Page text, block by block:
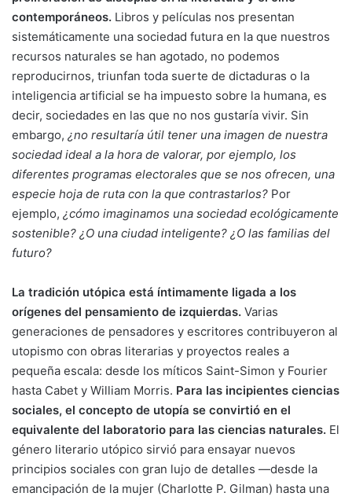
contemporáneos. Libros y películas nos presentan
sistemáticamente una sociedad futura en la que nuestros
recursos naturales se han agotado, no podemos
reproducirnos, triunfan toda suerte de dictaduras o la
inteligencia artificial se ha impuesto sobre la humana, es
decir, sociedades en las que no nos gustaría vivir. Sin
embargo, ¿no resultaría útil tener una imagen de nuestra
sociedad ideal a la hora de valorar, por ejemplo, los
diferentes programas electorales que se nos ofrecen, una
especie hoja de ruta con la que contrastarlos? Por
ejemplo, ¿cómo imaginamos una sociedad ecológicamente
sostenible? ¿O una ciudad inteligente? ¿O las familias del
futuro?
La tradición utópica está íntimamente ligada a los
orígenes del pensamiento de izquierdas. Varias
generaciones de pensadores y escritores contribuyeron al
utopismo con obras literarias y proyectos reales a
pequeña escala: desde los míticos Saint-Simon y Fourier
hasta Cabet y William Morris. Para las incipientes ciencias
sociales, el concepto de utopía se convirtió en el
equivalente del laboratorio para las ciencias naturales. El
género literario utópico sirvió para ensayar nuevos
principios sociales con gran lujo de detalles —desde la
emancipación de la mujer (Charlotte P. Gilman) hasta una